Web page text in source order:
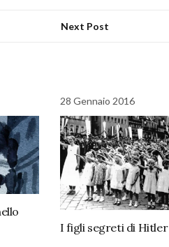
Next Post
28 Gennaio 2016
I figli segreti di Hitler